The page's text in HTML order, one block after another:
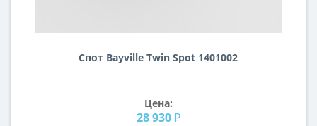
Спот Bayville Twin Spot 1401002
Цена:
28 930 ₽